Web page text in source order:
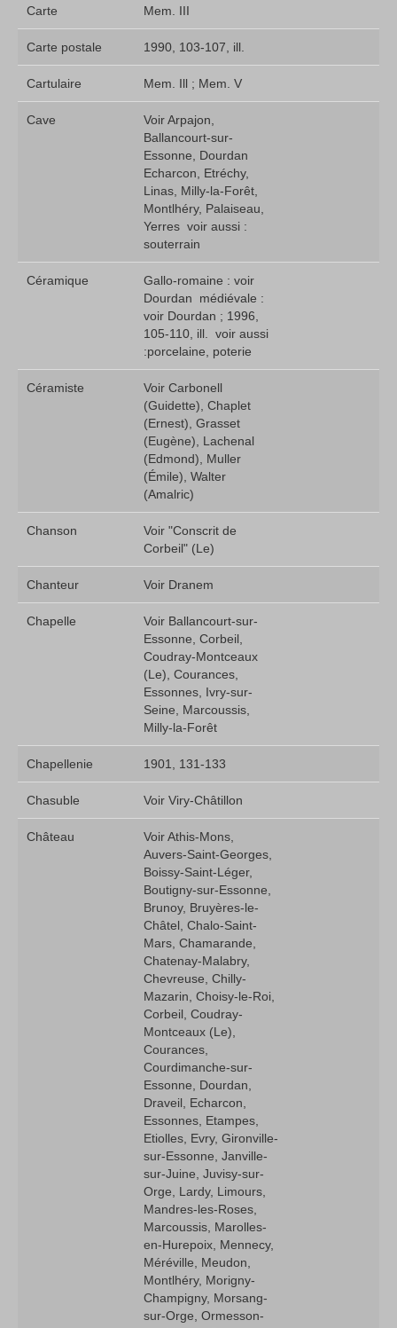
Carte Mem. III
Carte postale 1990, 103-107, ill.
Cartulaire Mem. Ill ; Mem. V
Cave
Voir Arpajon,
Ballancourt-sur-
Essonne, Dourdan
Echarcon, Etréchy,
Linas, Milly-la-Forêt,
Montlhéry, Palaiseau,
Yerres  voir aussi :
souterrain
Céramique
Gallo-romaine : voir
Dourdan  médiévale :
voir Dourdan ; 1996,
105-110, ill.  voir aussi
:porcelaine, poterie
Céramiste
Voir Carbonell
(Guidette), Chaplet
(Ernest), Grasset
(Eugène), Lachenal
(Edmond), Muller
(Émile), Walter
(Amalric)
Chanson
Voir "Conscrit de
Corbeil" (Le)
Chanteur Voir Dranem
Chapelle
Voir Ballancourt-sur-
Essonne, Corbeil,
Coudray-Montceaux
(Le), Courances,
Essonnes, Ivry-sur-
Seine, Marcoussis,
Milly-la-Forêt
Chapellenie 1901, 131-133
Chasuble Voir Viry-Châtillon
Château
Voir Athis-Mons,
Auvers-Saint-Georges,
Boissy-Saint-Léger,
Boutigny-sur-Essonne,
Brunoy, Bruyères-le-
Châtel, Chalo-Saint-
Mars, Chamarande,
Chatenay-Malabry,
Chevreuse, Chilly-
Mazarin, Choisy-le-Roi,
Corbeil, Coudray-
Montceaux (Le),
Courances,
Courdimanche-sur-
Essonne, Dourdan,
Draveil, Echarcon,
Essonnes, Etampes,
Etiolles, Evry, Gironville-
sur-Essonne, Janville-
sur-Juine, Juvisy-sur-
Orge, Lardy, Limours,
Mandres-les-Roses,
Marcoussis, Marolles-
en-Hurepoix, Mennecy,
Méréville, Meudon,
Montlhéry, Morigny-
Champigny, Morsang-
sur-Orge, Ormesson-